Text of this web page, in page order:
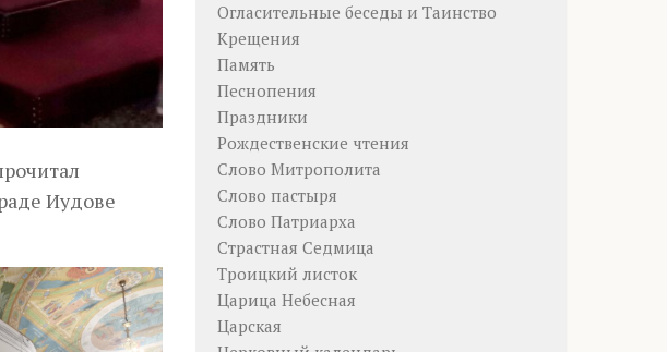
Иудове
Огласительные беседы и Таинство
Крещения
Память
Песнопения
Праздники
Рождественские чтения
Слово Митрополита
Слово пастыря
Слово Патриарха
Страстная Седмица
Троицкий листок
Царица Небесная
Царская